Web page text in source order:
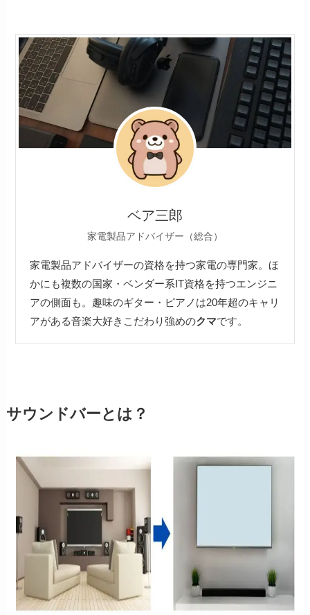
ベア三郎
家電製品アドバイザー（総合）
家電製品アドバイザーの資格を持つ家電の専門家。ほ
かにも複数の国家・ベンダー系IT資格を持つエンジニ
アの側面も。趣味のギター・ピアノは20年超のキャリ
アがある音楽大好きこだわり強めのクマです。
サウンドバーとは？